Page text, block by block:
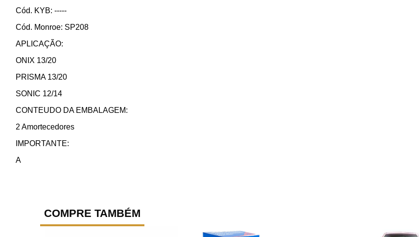
Cód. KYB: -----
Cód. Monroe: SP208
APLICAÇÃO:
ONIX 13/20
PRISMA 13/20
SONIC 12/14
CONTEUDO DA EMBALAGEM:
2 Amortecedores
IMPORTANTE:
A
COMPRE TAMBÉM